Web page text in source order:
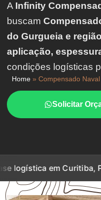
A Infinity
buscam
do Gurgueia e região
aplicação,
condições logísticas
Home» Compensado
Solicitar
Curitiba, PR